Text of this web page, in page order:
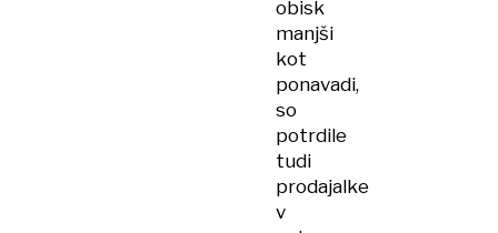
obisk
manjši
kot
ponavadi,
so
potrdile
tudi
prodajalke
v